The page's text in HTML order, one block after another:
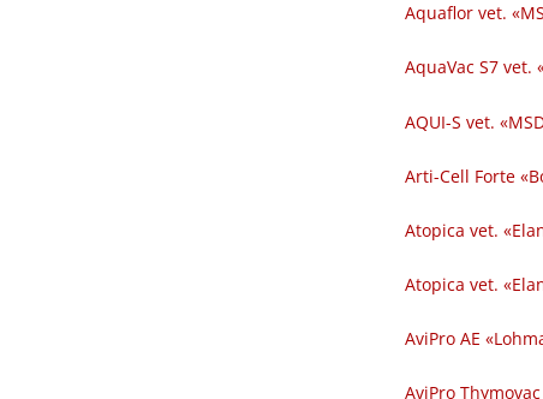
Aquaflor vet.
AquaVac S7 vet.
AQUI-S vet.
Arti-Cell Forte
Atopica vet.
Atopica vet.
AviPro AE
AviPro